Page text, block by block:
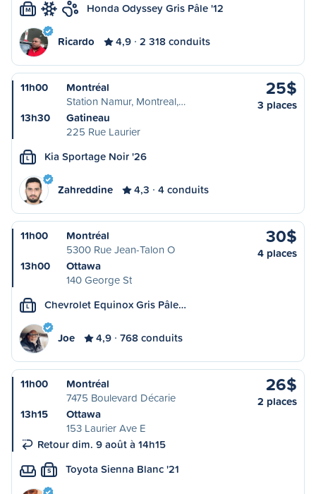
M Honda Odyssey Gris Pâle '12
Ricardo 4,9 2 318 conduits
11h00
Montréal
Station Namur, Montreal,…
13h30
Gatineau
225 Rue Laurier
25$
3 places
L Kia Sportage Noir '26
Zahreddine 4,3 4 conduits
11h00
Montréal
5300 Rue Jean-Talon O
13h00
Ottawa
140 George St
30$
4 places
L Chevrolet Equinox Gris Pâle…
Joe 4,9 768 conduits
11h00
Montréal
7475 Boulevard Décarie
13h15
Ottawa
153 Laurier Ave E
Retour dim. 9 août à 14h15
26$
2 places
S Toyota Sienna Blanc '21